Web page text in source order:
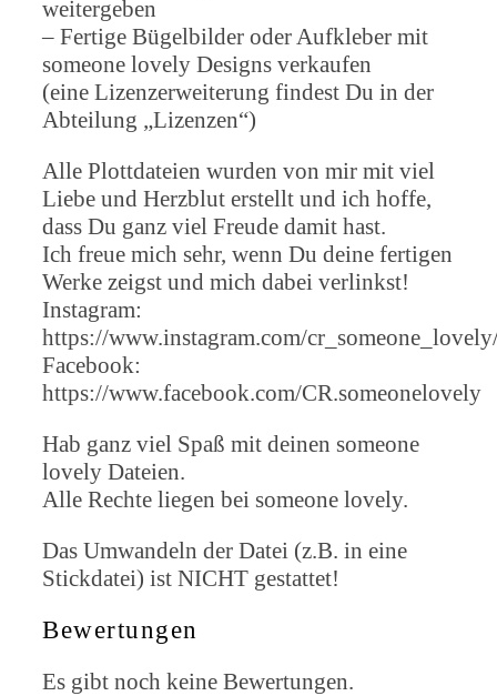
weitergeben
– Fertige Bügelbilder oder Aufkleber mit
someone lovely Designs verkaufen
(eine Lizenzerweiterung findest Du in der
Abteilung „Lizenzen“)
Alle Plottdateien wurden von mir mit viel
Liebe und Herzblut erstellt und ich hoffe,
dass Du ganz viel Freude damit hast.
Ich freue mich sehr, wenn Du deine fertigen
Werke zeigst und mich dabei verlinkst!
Instagram:
https://www.instagram.com/
Facebook:
https://www.facebook.com/CR.someonelovely
Hab ganz viel Spaß mit deinen someone
lovely Dateien.
Alle Rechte liegen bei someone lovely.
Das Umwandeln der Datei (z.B. in eine
Stickdatei) ist NICHT gestattet!
Bewertungen
Es gibt noch keine Bewertungen.